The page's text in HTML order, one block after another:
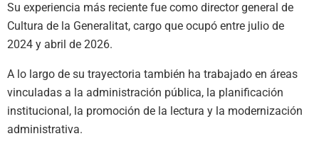
Su experiencia más reciente fue como director general de
Cultura de la Generalitat, cargo que ocupó entre julio de
2024 y abril de 2026.
A lo largo de su trayectoria también ha trabajado en áreas
vinculadas a la administración pública, la planificación
institucional, la promoción de la lectura y la modernización
administrativa.